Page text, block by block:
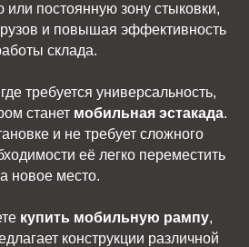
или постоянную зону стыковки,
и повышая эффективность
склада.
требуется универсальность,
станет мобильная эстакада.
и не требует сложного
её легко переместить
новое место.
купить мобильную рампу,
конструкции различной